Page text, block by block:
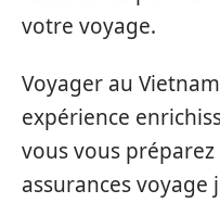
votre voyage.
Voyager au
expérience
vous vous
assurances